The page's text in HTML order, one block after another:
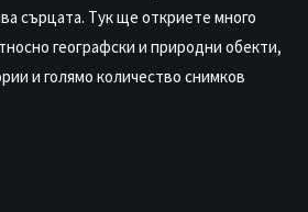
сърцата. Тук ще откриете много
географски и природни обекти,
и голямо количество снимков